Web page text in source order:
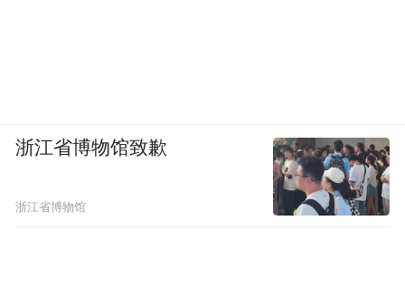
浙江省博物馆致歉
浙江省博物馆